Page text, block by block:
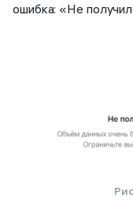
ошибка: «Не